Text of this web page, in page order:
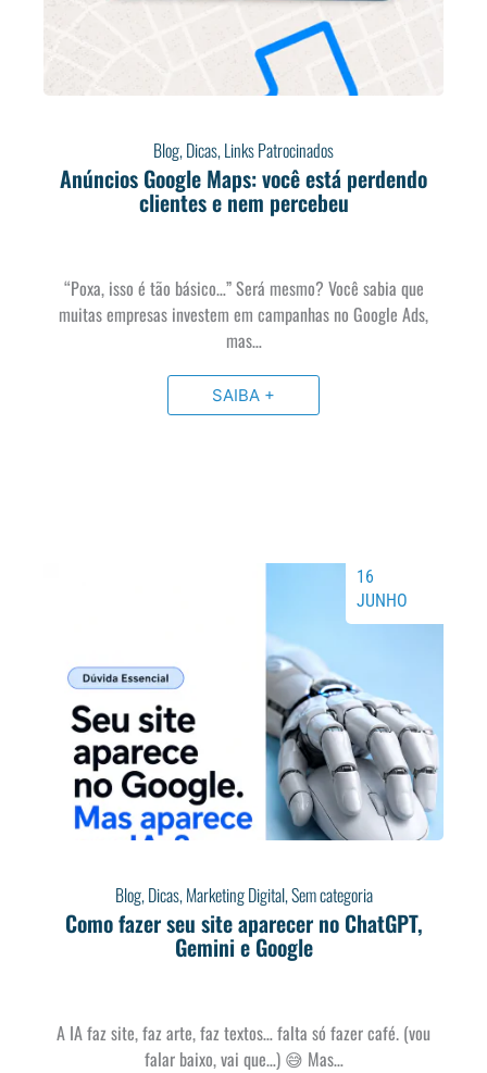
Blog,Dicas,Links Patrocinados
Anúncios Google Maps: você está perdendo
clientes e nem percebeu
“Poxa, isso é tão básico…” Será mesmo? Você sabia que
muitas empresas investem em campanhas no Google Ads,
mas…
SAIBA +
Blog,Dicas,Marketing Digital,Sem categoria
Como fazer seu site aparecer no ChatGPT,
Gemini e Google
16
JUNHO
A IA faz site, faz arte, faz textos… falta só fazer café. (vou
falar baixo, vai que…) 😅 Mas…